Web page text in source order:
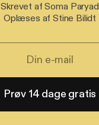
Skrevet af Soma Paryad
Oplæses af Stine Bilidt
Prøv 14 dage gratis